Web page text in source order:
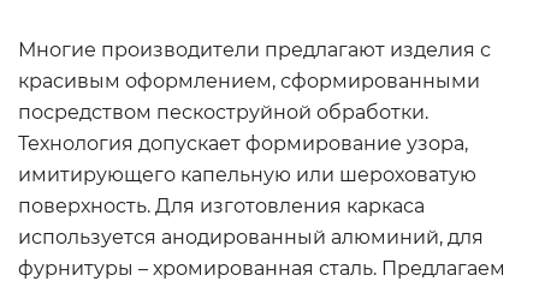
Многие производители предлагают изделия с
красивым оформлением, сформированными
посредством пескоструйной обработки.
Технология допускает формирование узора,
имитирующего капельную или шероховатую
поверхность. Для изготовления каркаса
используется анодированный алюминий, для
фурнитуры – хромированная сталь. Предлагаем